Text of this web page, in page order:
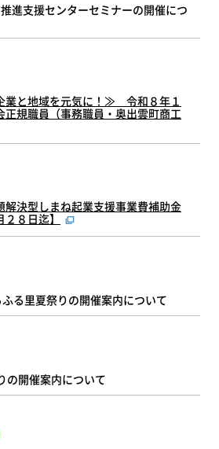
進支援センターセミナーの開催につ
業と地域を元気に！≫ 令和８年１
規職員（事務職員・奥出雲町商工
決型しまね起業支援事業費補助金
８日迄】
ふる里夏祭りの開催案内について
の開催案内について